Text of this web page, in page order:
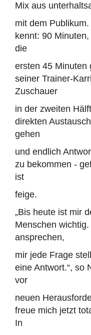
Mix aus
mit dem
kennt: 90
die
ersten 45 Minuten
seiner Trainer-
Zuschauer
in der zweiten
direkten
gehen
und endlich
zu bekommen -
ist
feige.
„Bis heute ist mir
Menschen
ansprechen,
mir jede Frage
eine Antwort.“, so
vor
neuen
freue mich jetzt
In